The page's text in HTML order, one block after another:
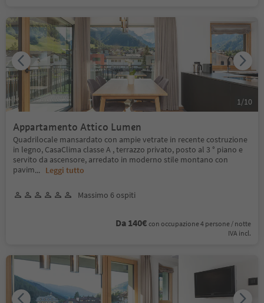
Appartamento Attico Lumen
Quadrilocale mansardato con ampie vetrate in recente costruzione
in legno, CasaClima classe A , terrazzo privato, posto al 3 ° piano e
servito da ascensore, arredato in moderno stile montano con
pavim... Leggi tutto
Massimo 6 ospiti
Da 140€ con occupazione 4 persone / notte
IVA incl.
1 /10